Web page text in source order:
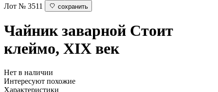
Лот № 3511
сохранить
Чайник заварной Стоит
клеймо, XIX век
Нет в наличии
Интересуют похожие
Характеристики